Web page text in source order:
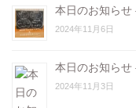
本日のお知らせ
2024年11月6日
本日のお知らせ
2024年11月3日